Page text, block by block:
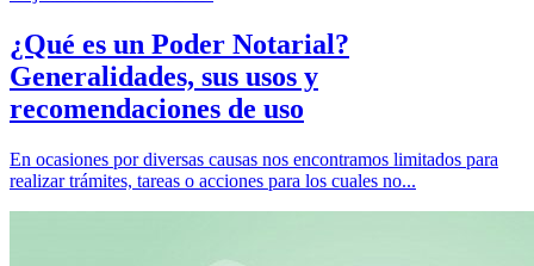
¿Qué es un Poder Notarial?
Generalidades, sus usos y
recomendaciones de uso
En ocasiones por diversas causas nos encontramos limitados para
realizar trámites, tareas o acciones para los cuales no...